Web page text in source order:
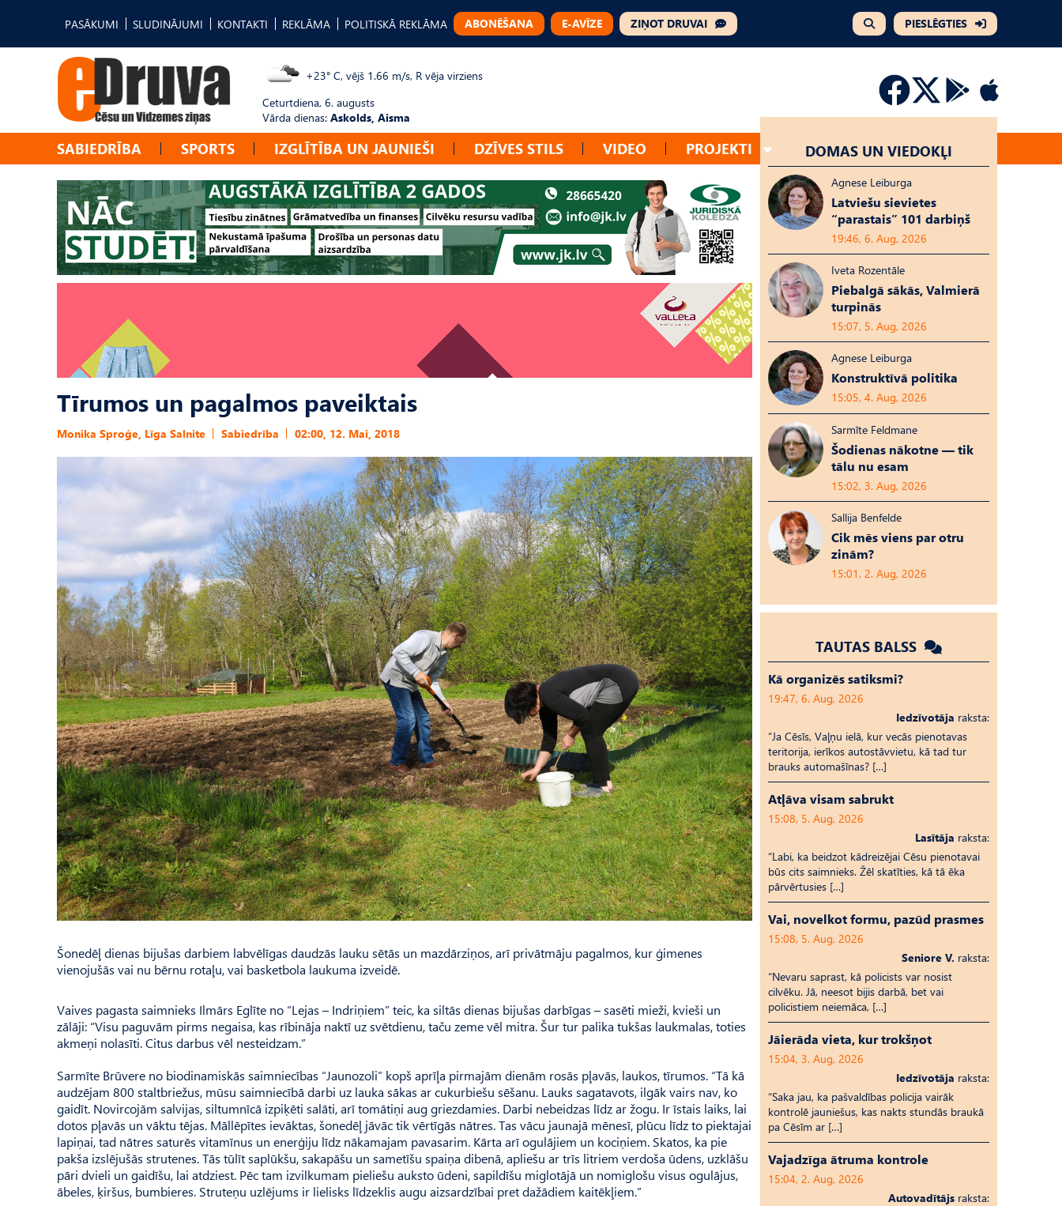
PASĀKUMI SLUDINĀJUMI KONTAKTI REKLĀMA POLITISKĀ REKLĀMA ABONĒŠANA E-AVĪZE ZIŅOT DRUVAI PIESLĒGTIES
+23° C, vējš 1.66 m/s, R vēja virziens
Ceturtdiena, 6. augusts
Vārda dienas: Askolds, Aisma
SABIEDRĪBA SPORTS IZGLĪTĪBA UN JAUNIEŠI DZĪVES STILS VIDEO PROJEKTI
Tīrumos un pagalmos paveiktais
Monika Sproģe, Līga Salnite Sabiedrība 02:00, 12. Mai, 2018
Šonedēļ dienas bijušas darbiem labvēlīgas daudzās lauku sētās un mazdārziņos, arī privātmāju pagalmos, kur ģimenes
vienojušās vai nu bērnu rotaļu, vai basketbola laukuma izveidē.
Vaives pagasta saimnieks Ilmārs Eglīte no “Lejas – Indri­ņiem” teic, ka siltās dienas bijušas darbīgas – sasēti mieži, kvieši un
zālāji: “Visu paguvām pirms negaisa, kas rībināja naktī uz svētdienu, taču zeme vēl mitra. Šur tur palika tukšas laukmalas, toties
akmeņi nolasīti. Citus darbus vēl nesteidzam.”
Sarmīte Brūvere no biodinamiskās saimniecības “Jaunozoli” kopš aprīļa pirmajām dienām rosās pļavās, laukos, tīrumos. “Tā kā
audzējam 800 staltbriežus, mūsu saimniecībā darbi uz lauka sākas ar cukurbiešu sēšanu. Lauks sagatavots, ilgāk vairs nav, ko
gaidīt. Novircojām salvijas, siltumnīcā izpiķēti salāti, arī tomātiņi aug griezdamies. Darbi nebeidzas līdz ar žogu. Ir īstais laiks, lai
dotos pļavās un vāktu tējas. Māl­lēpītes ievāktas, šonedēļ jāvāc tik vērtīgās nātres. Tas vācu jaunajā mēnesī, plūcu līdz to piektajai
lapiņai, tad nātres saturēs vitamīnus un enerģiju līdz nākamajam pavasarim. Kārta arī ogulājiem un kociņiem. Skatos, ka pie
pakša izslējušās strutenes. Tās tūlīt saplūkšu, sakapāšu un sametīšu spaiņa dibenā, apliešu ar trīs litriem verdoša ūdens, uzklāšu
pāri dvieli un gaidīšu, lai atdziest. Pēc tam izvilkumam pieliešu auksto ūdeni, sapildīšu miglotājā un nomiglošu visus ogulājus,
ābeles, ķiršus, bumbieres. Struteņu uzlējums ir lielisks līdzeklis augu aizsardzībai pret dažādiem kaitēkļiem.”
DOMAS UN VIEDOKĻI
Agnese Leiburga
Latviešu sievietes
“parastais” 101 darbiņš
19:46, 6. Aug, 2026
Iveta Rozentāle
Piebalgā sākās, Valmierā
turpinās
15:07, 5. Aug, 2026
Agnese Leiburga
Konstruktīvā politika
15:05, 4. Aug, 2026
Sarmīte Feldmane
Šodienas nākotne — tik
tālu nu esam
15:02, 3. Aug, 2026
Sallija Benfelde
Cik mēs viens par otru
zinām?
15:01, 2. Aug, 2026
TAUTAS BALSS
Kā organizēs satiksmi?
19:47, 6. Aug, 2026
Iedzīvotāja raksta:
“Ja Cēsīs, Vaļņu ielā, kur vecās pienotavas
teritorija, ierīkos autostāvvietu, kā tad tur
brauks automašīnas? […]
Atļāva visam sabrukt
15:08, 5. Aug, 2026
Lasītāja raksta:
“Labi, ka beidzot kādreizējai Cēsu pienotavai
būs cits saimnieks. Žēl skatīties, kā tā ēka
pārvērtusies […]
Vai, novelkot formu, pazūd prasmes
15:08, 5. Aug, 2026
Seniore V. raksta:
“Nevaru saprast, kā policists var nosist
cilvēku. Jā, neesot bijis darbā, bet vai
policistiem neiemāca, […]
Jāierāda vieta, kur trokšņot
15:04, 3. Aug, 2026
Iedzīvotāja raksta:
“Saka jau, ka pašvaldības policija vairāk
kontrolē jauniešus, kas nakts stundās braukā
pa Cēsīm ar […]
Vajadzīga ātruma kontrole
15:04, 2. Aug, 2026
Autovadītājs raksta: